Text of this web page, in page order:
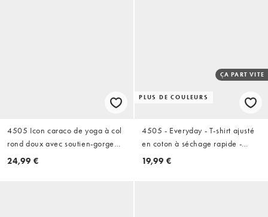
4505 Icon caraco de yoga à col
rond doux avec soutien-gorge
intégré et bretelles réglables en
24,99 €
PLUS DE COULEURS
ÇA PART VITE
4505 - Everyday - T-shirt ajusté
en coton à séchage rapide -
Blanc
19,99 €